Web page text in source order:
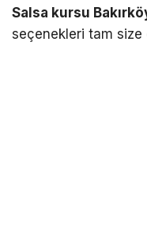
Salsa kursu
seçenekleri tam size